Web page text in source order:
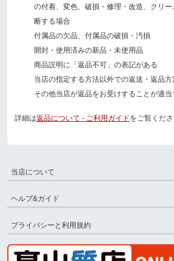
の付着、変色、破損・修理・改造、クリ
断する場合
付属品の欠品、付属品の破損・汚損
開封・使用済みの新品・未使用品
商品説明に「返品不可」の表記がある
当店の指定する方法以外での返送・返品方
その他当店が返品をお受けすることが適
詳細は返品について - ご利用ガイドをご覧くだ
当店について
ヘルプ&ガイド
プライバシーと利用規約